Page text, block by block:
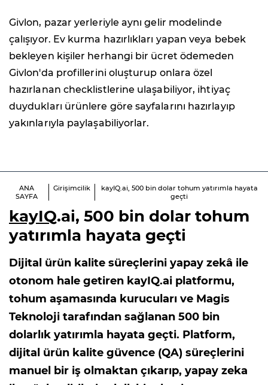
Givlon, pazar yerleriyle aynı gelir modelinde
çalışıyor. Ev kurma hazırlıkları yapan veya bebek
bekleyen kişiler herhangi bir ücret ödemeden
Givlon'da profillerini oluşturup onlara özel
hazırlanan checklistlerine ulaşabiliyor, ihtiyaç
duydukları ürünlere göre sayfalarını hazırlayıp
yakınlarıyla paylaşabiliyorlar.
ANA
SAYFA
Girişimcilik
kayIQ.ai, 500 bin dolar tohum yatırımla hayata
geçti
kayIQ.ai, 500 bin dolar tohum
yatırımla hayata geçti
Dijital ürün kalite süreçlerini yapay zekâ ile
otonom hale getiren kayIQ.ai platformu,
tohum aşamasında kurucuları ve Magis
Teknoloji tarafından sağlanan 500 bin
dolarlık yatırımla hayata geçti. Platform,
dijital ürün kalite güvence (QA) süreçlerini
manuel bir iş olmaktan çıkarıp, yapay zeka